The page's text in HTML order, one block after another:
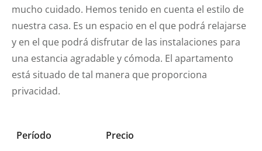
mucho cuidado. Hemos tenido en cuenta el estilo de
nuestra casa. Es un espacio en el que podrá relajarse
y en el que podrá disfrutar de las instalaciones para
una estancia agradable y cómoda. El apartamento
está situado de tal manera que proporciona
privacidad.
Período
Precio